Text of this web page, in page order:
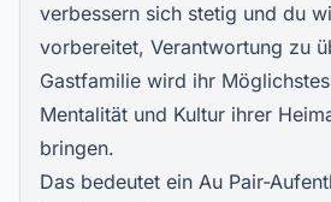
verbessern sich stetig und du
vorbereitet, Verantwortung zu
Gastfamilie wird ihr
Mentalität und Kultur ihrer
bringen.
Das bedeutet ein Au Pair-